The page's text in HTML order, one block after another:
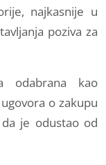
najkasnije u
poziva za
odabrana kao
o zakupu
je odustao od